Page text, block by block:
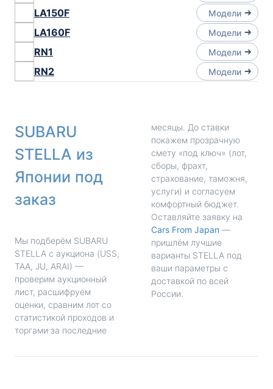
LA150F Модели
LA160F Модели
RN1 Модели
RN2 Модели
SUBARU
STELLA из
Японии под
заказ
Мы подберём SUBARU
STELLA с аукциона (USS,
TAA, JU, ARAI) —
проверим аукционный
лист, расшифруем
оценки, сравним лот со
статистикой проходов и
торгами за последние
месяцы. До ставки
покажем прозрачную
смету «под ключ» (лот,
сборы, фрахт,
страхование, таможня,
услуги) и согласуем
комфортный бюджет.
Оставляйте заявку на
Cars From Japan —
пришлём лучшие
варианты STELLA под
ваши параметры с
доставкой по всей
России.